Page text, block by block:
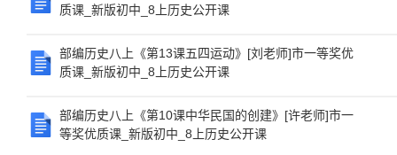
质课_新版初中_8上历史公开课
部编历史八上《第13课五四运动》[刘老师]市一等奖优
质课_新版初中_8上历史公开课
部编历史八上《第10课中华民国的创建》[许老师]市一
等奖优质课_新版初中_8上历史公开课